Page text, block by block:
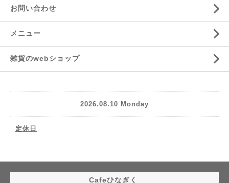
お問い合わせ
メニュー
雑貨のwebショップ
2026.08.10 Monday
定休日
Cafeひなぎく